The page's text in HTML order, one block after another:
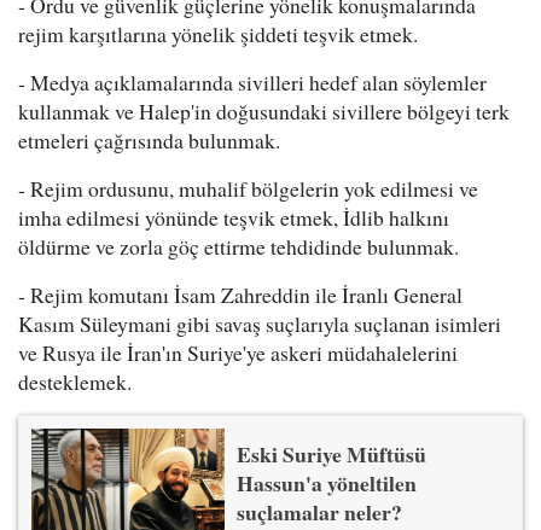
rejim karşıtlarına yönelik şiddeti teşvik etmek.
- Medya açıklamalarında sivilleri hedef alan söylemler
kullanmak ve Halep'in doğusundaki sivillere bölgeyi terk
etmeleri çağrısında bulunmak.
- Rejim ordusunu, muhalif bölgelerin yok edilmesi ve
imha edilmesi yönünde teşvik etmek, İdlib halkını
öldürme ve zorla göç ettirme tehdidinde bulunmak.
- Rejim komutanı İsam Zahreddin ile İranlı General
Kasım Süleymani gibi savaş suçlarıyla suçlanan isimleri
ve Rusya ile İran'ın Suriye'ye askeri müdahalelerini
desteklemek.
Eski Suriye Müftüsü
Hassun'a yöneltilen
suçlamalar neler?